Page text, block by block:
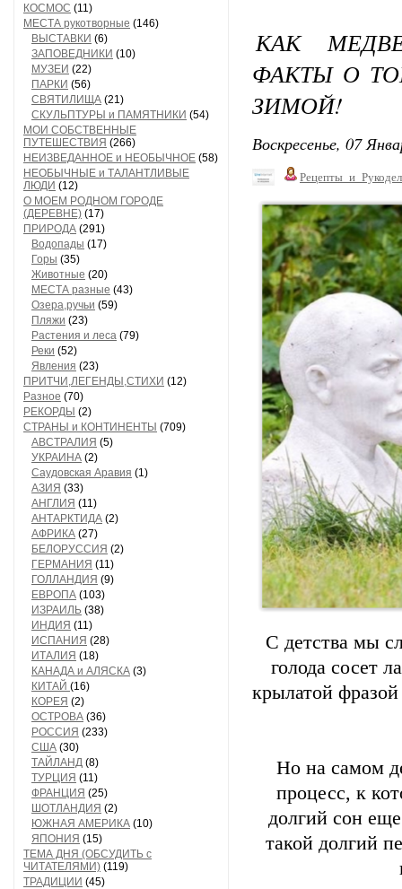
КОСМОС (11)
МЕСТА рукотворные (146)
ВЫСТАВКИ (6)
ЗАПОВЕДНИКИ (10)
МУЗЕИ (22)
ПАРКИ (56)
СВЯТИЛИЩА (21)
СКУЛЬПТУРЫ и ПАМЯТНИКИ (54)
МОИ СОБСТВЕННЫЕ
ПУТЕШЕСТВИЯ (266)
НЕИЗВЕДАННОЕ и НЕОБЫЧНОЕ (58)
НЕОБЫЧНЫЕ и ТАЛАНТЛИВЫЕ
ЛЮДИ (12)
О МОЕМ РОДНОМ ГОРОДЕ
(ДЕРЕВНЕ) (17)
ПРИРОДА (291)
Водопады (17)
Горы (35)
Животные (20)
МЕСТА разные (43)
Озера,ручьи (59)
Пляжи (23)
Растения и леса (79)
Реки (52)
Явления (23)
ПРИТЧИ,ЛЕГЕНДЫ,СТИХИ (12)
Разное (70)
РЕКОРДЫ (2)
СТРАНЫ и КОНТИНЕНТЫ (709)
АВСТРАЛИЯ (5)
УКРАИНА (2)
Саудовская Аравия (1)
АЗИЯ (33)
АНГЛИЯ (11)
АНТАРКТИДА (2)
АФРИКА (27)
БЕЛОРУССИЯ (2)
ГЕРМАНИЯ (11)
ГОЛЛАНДИЯ (9)
ЕВРОПА (103)
ИЗРАИЛЬ (38)
ИНДИЯ (11)
ИСПАНИЯ (28)
ИТАЛИЯ (18)
КАНАДА и АЛЯСКА (3)
КИТАЙ (16)
КОРЕЯ (2)
ОСТРОВА (36)
РОССИЯ (233)
США (30)
ТАЙЛАНД (8)
ТУРЦИЯ (11)
ФРАНЦИЯ (25)
ШОТЛАНДИЯ (2)
ЮЖНАЯ АМЕРИКА (10)
ЯПОНИЯ (15)
ТЕМА ДНЯ (ОБСУДИТЬ с
ЧИТАТЕЛЯМИ) (119)
ТРАДИЦИИ (45)
КАК
ФАКТЫ О
ЗИМОЙ!
Воскресенье, 07
С детства мы
голода сосет
крылатой
Но на самом
процесс, к
долгий сон
такой долгий